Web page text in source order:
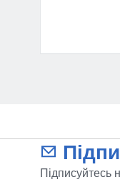
Підписуйтесь